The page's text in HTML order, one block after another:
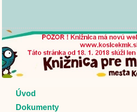
Úvod
Dokumenty